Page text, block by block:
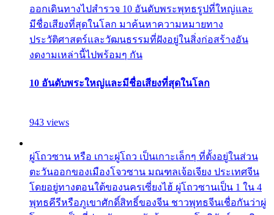
ออกเดินทางไปสำรวจ 10 อันดับพระพุทธรูปที่ใหญ่และ
มีชื่อเสียงที่สุดในโลก มาค้นหาความหมายทาง
ประวัติศาสตร์และวัฒนธรรมที่ฝังอยู่ในสิ่งก่อสร้างอัน
งดงามเหล่านี้ไปพร้อมๆ กัน
10 อันดับพระใหญ่และมีชื่อเสียงที่สุดในโลก
943 views
ผู่โถวซาน หรือ เกาะผู่โถว เป็นเกาะเล็กๆ ที่ตั้งอยู่ในส่วน
ตะวันออกของเมืองโจวซาน มณฑลเจ้อเจียง ประเทศจีน
โดยอยู่ทางตอนใต้ของนครเซี่ยงไฮ้ ผู่โถวซานเป็น 1 ใน 4
พุทธคีรีหรือภูเขาศักดิ์สิทธิ์ของจีน ชาวพุทธจีนเชื่อกันว่าผู่